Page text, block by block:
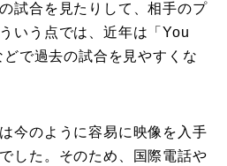
試合を見たりして、相手のプ
いう点では、近年は「You
で過去の試合を見やすくな
今のように容易に映像を入手
した。そのため、国際電話や